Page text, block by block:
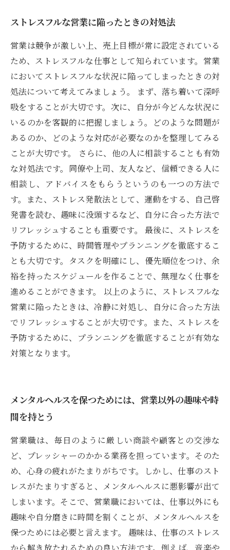
ストレスフルな営業に陥ったときの対処法
営業は競争が激しい上、売上目標が常に設定されている
ため、ストレスフルな仕事として知られています。営業
においてストレスフルな状況に陥ってしまったときの対
処法について考えてみましょう。 まず、落ち着いて深呼
吸をすることが大切です。次に、自分が今どんな状況に
いるのかを客観的に把握しましょう。どのような問題が
あるのか、どのような対応が必要なのかを整理してみる
ことが大切です。 さらに、他の人に相談することも有効
な対処法です。同僚や上司、友人など、信頼できる人に
相談し、アドバイスをもらうというのも一つの方法で
す。また、ストレス発散法として、運動をする、自己啓
発書を読む、趣味に没頭するなど、自分に合った方法で
リフレッシュすることも重要です。 最後に、ストレスを
予防するために、時間管理やプランニングを徹底するこ
とも大切です。タスクを明確にし、優先順位をつけ、余
裕を持ったスケジュールを作ることで、無理なく仕事を
進めることができます。 以上のように、ストレスフルな
営業に陥ったときは、冷静に対処し、自分に合った方法
でリフレッシュすることが大切です。また、ストレスを
予防するために、プランニングを徹底することが有効な
対策となります。
メンタルヘルスを保つためには、営業以外の趣味や時
間を持とう
営業職は、毎日のように厳しい商談や顧客との交渉な
ど、プレッシャーのかかる業務を担っています。そのた
め、心身の疲れがたまりがちです。しかし、仕事のスト
レスがたまりすぎると、メンタルヘルスに悪影響が出て
しまいます。そこで、営業職においては、仕事以外にも
趣味や自分磨きに時間を割くことが、メンタルヘルスを
保つためには必要と言えます。 趣味は、仕事のストレス